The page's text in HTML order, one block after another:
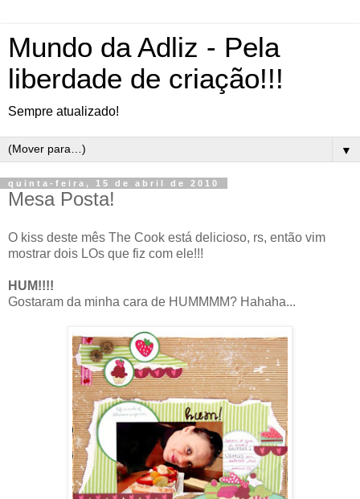
Mundo da Adliz - Pela
liberdade de criação!!!
Sempre atualizado!
▼
quinta-feira, 15 de abril de 2010
Mesa Posta!
O kiss deste mês The Cook está delicioso, rs, então vim
mostrar dois LOs que fiz com ele!!!
HUM!!!!
Gostaram da minha cara de HUMMMM? Hahaha...